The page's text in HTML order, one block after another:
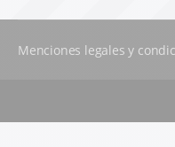
Menciones legales y